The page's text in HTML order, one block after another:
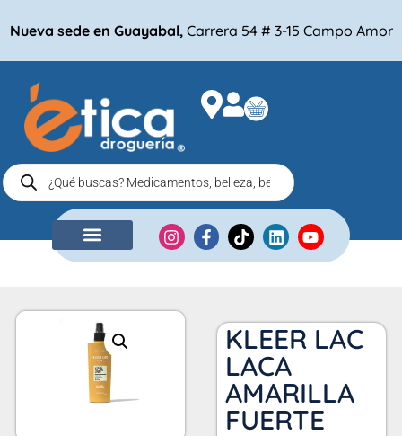
Nueva sede en Guayabal, Carrera 54 # 3-15 Campo Amor
KLEER LAC
LACA
AMARILLA
FUERTE